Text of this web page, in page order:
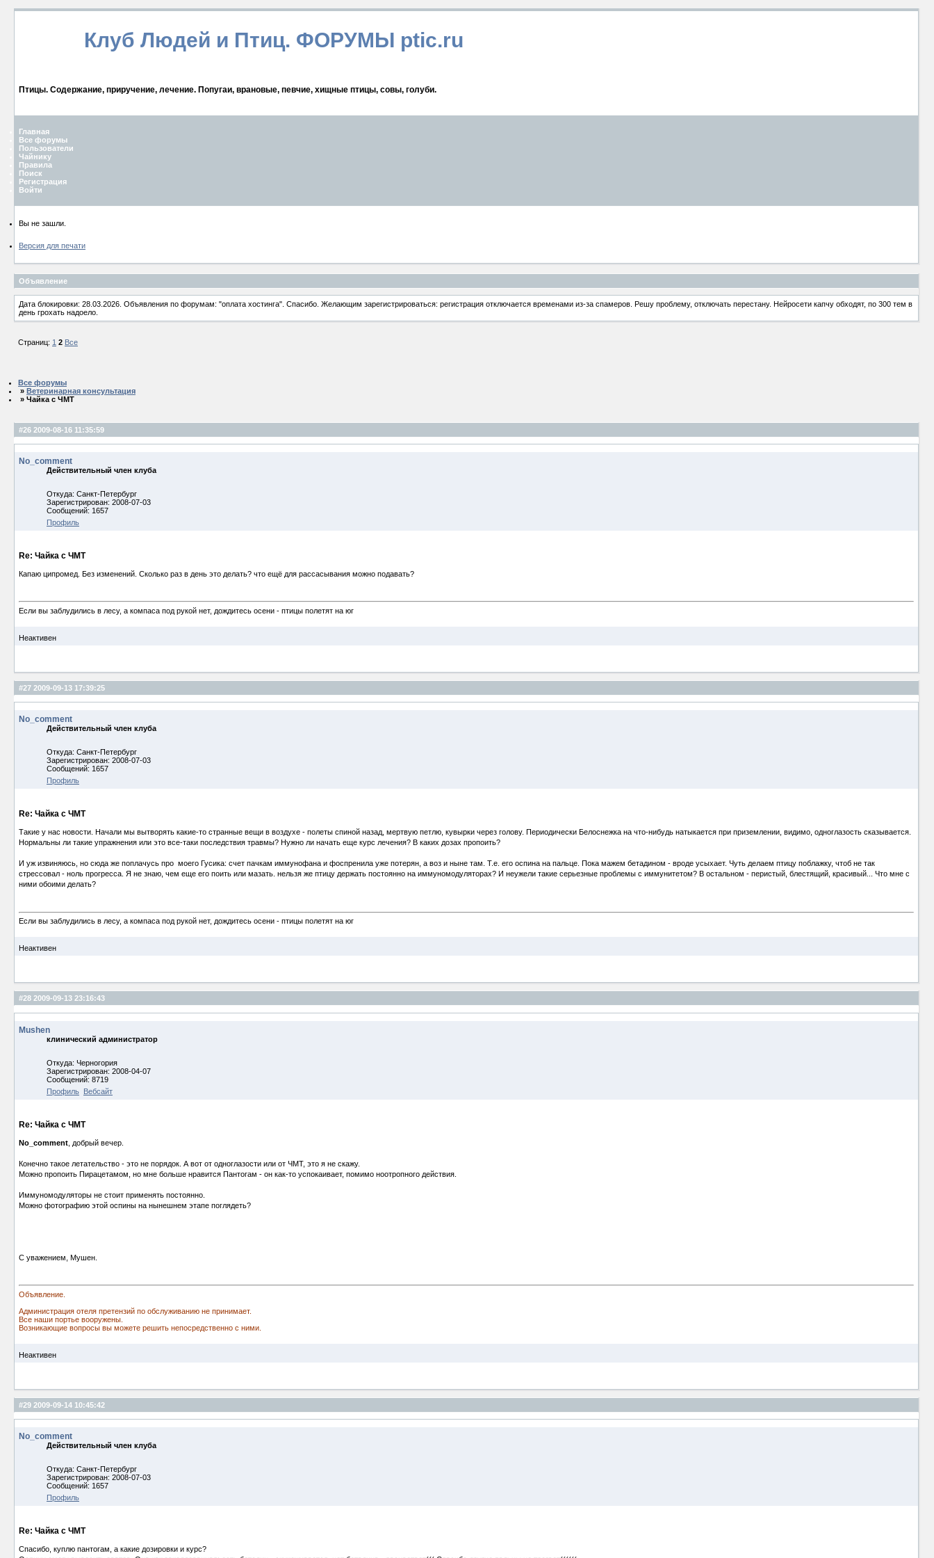
Клуб Людей и Птиц. ФОРУМЫ ptic.ru
Птицы. Содержание, приручение, лечение. Попугаи, врановые, певчие, хищные птицы, совы, голуби.
Главная
Все форумы
Пользователи
Чайнику
Правила
Поиск
Регистрация
Войти
Вы не зашли.
Версия для печати
Объявление
Дата блокировки: 28.03.2026. Объявления по форумам: "оплата хостинга". Спасибо. Желающим зарегистрироваться: регистрация отключается временами из-за спамеров. Решу проблему, отключать перестану. Нейросети капчу обходят, по 300 тем в
день грохать надоело.
Страниц: 1 2 Все
Все форумы
» Ветеринарная консультация
» Чайка с ЧМТ
#26 2009-08-16 11:35:59
No_comment
Действительный член клуба
Откуда: Санкт-Петербург
Зарегистрирован: 2008-07-03
Сообщений: 1657
Профиль
Re: Чайка с ЧМТ
Капаю ципромед. Без изменений. Сколько раз в день это делать? что ещё для рассасывания можно подавать?
Если вы заблудились в лесу, а компаса под рукой нет, дождитесь осени - птицы полетят на юг
Неактивен
#27 2009-09-13 17:39:25
No_comment
Действительный член клуба
Откуда: Санкт-Петербург
Зарегистрирован: 2008-07-03
Сообщений: 1657
Профиль
Re: Чайка с ЧМТ
Такие у нас новости. Начали мы вытворять какие-то странные вещи в воздухе - полеты спиной назад, мертвую петлю, кувырки через голову. Периодически Белоснежка на что-нибудь натыкается при приземлении, видимо, одноглазость сказывается.
Нормальны ли такие упражнения или это все-таки последствия травмы? Нужно ли начать еще курс лечения? В каких дозах пропоить?
И уж извиняюсь, но сюда же поплачусь про моего Гусика: счет пачкам иммунофана и фоспренила уже потерян, а воз и ныне там. Т.е. его оспина на пальце. Пока мажем бетадином - вроде усыхает. Чуть делаем птицу поблажку, чтоб не так
стрессовал - ноль прогресса. Я не знаю, чем еще его поить или мазать. нельзя же птицу держать постоянно на иммуномодуляторах? И неужели такие серьезные проблемы с иммунитетом? В остальном - перистый, блестящий, красивый... Что мне с
ними обоими делать?
Если вы заблудились в лесу, а компаса под рукой нет, дождитесь осени - птицы полетят на юг
Неактивен
#28 2009-09-13 23:16:43
Mushen
клинический администратор
Откуда: Черногория
Зарегистрирован: 2008-04-07
Сообщений: 8719
Профиль Вебсайт
Re: Чайка с ЧМТ
No_comment , добрый вечер.
Конечно такое летательство - это не порядок. А вот от одноглазости или от ЧМТ, это я не скажу.
Можно пропоить Пирацетамом, но мне больше нравится Пантогам - он как-то успокаивает, помимо ноотропного действия.
Иммуномодуляторы не стоит применять постоянно.
Можно фотографию этой оспины на нынешнем этапе поглядеть?
С уважением, Мушен.
Объявление.
Администрация отеля претензий по обслуживанию не принимает.
Все наши портье вооружены.
Возникающие вопросы вы можете решить непосредственно с ними.
Неактивен
#29 2009-09-14 10:45:42
No_comment
Действительный член клуба
Откуда: Санкт-Петербург
Зарегистрирован: 2008-07-03
Сообщений: 1657
Профиль
Re: Чайка с ЧМТ
Спасибо, куплю пантогам, а какие дозировки и курс?